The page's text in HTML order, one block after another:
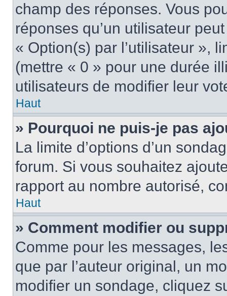
champ des réponses. Vous
réponses qu’un utilisateur
« Option(s) par l’utilisateur »,
(mettre « 0 » pour une durée
utilisateurs de modifier leur
Haut
» Pourquoi ne puis-je pas
La limite d’options d’un
forum. Si vous souhaitez
rapport au nombre autorisé,
Haut
» Comment modifier ou
Comme pour les messages,
que par l’auteur original, un
modifier un sondage, cliquez